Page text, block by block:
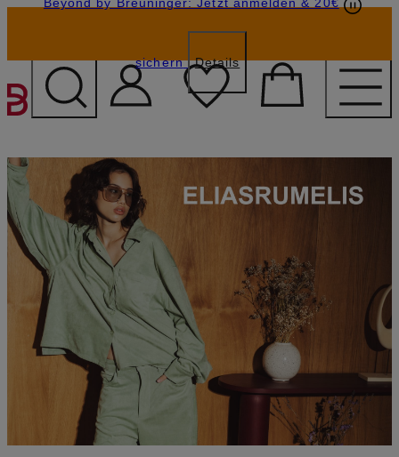
ZUM HAUPTINHALT
sichern Details
GESCHENK20